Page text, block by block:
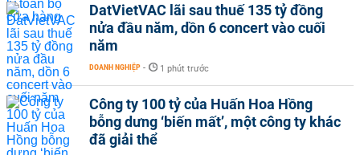
DatVietVAC lãi sau thuế 135 tỷ đồng
nửa đầu năm, dồn 6 concert vào cuối
năm
DOANH NGHIỆP - 1 phút trước
Công ty 100 tỷ của Huấn Hoa Hồng
bỗng dưng ‘biến mất’, một công ty khác
đã giải thể